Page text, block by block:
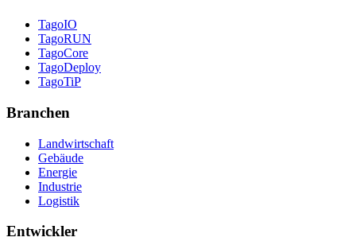
TagoIO
TagoRUN
TagoCore
TagoDeploy
TagoTiP
Branchen
Landwirtschaft
Gebäude
Energie
Industrie
Logistik
Entwickler